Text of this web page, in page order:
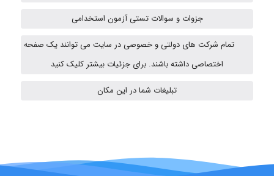
HaddadiMahsa
USER124
جزوات و سوالات تستی آزمون استخدامی
تمام شرکت های دولتی و خصوصی در سایت می توانند یک صفحه
اختصاصی داشته باشند. برای جزئیات بیشتر کلیک کنید
تبلیغات شما در این مکان